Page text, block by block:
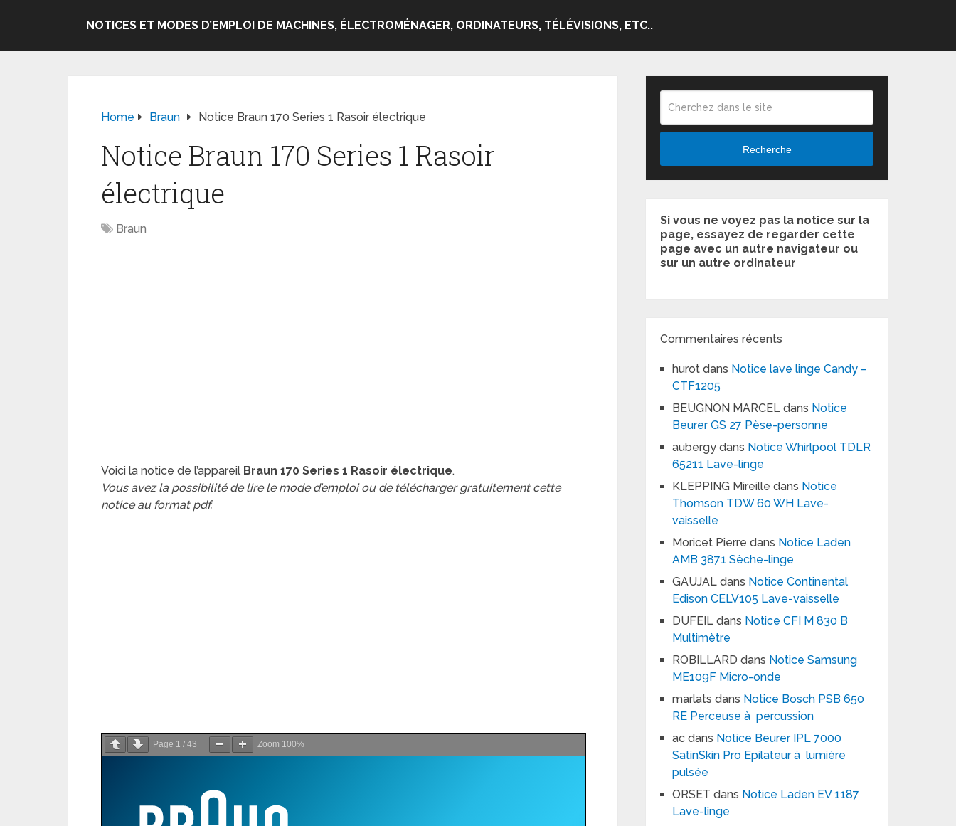
NOTICES ET MODES D’EMPLOI DE MACHINES, ÉLECTROMÉNAGER, ORDINATEURS, TÉLÉVISIONS, ETC..
Home Braun Notice Braun 170 Series 1 Rasoir électrique
Notice Braun 170 Series 1 Rasoir
électrique
Braun
Voici la notice de l’appareil Braun 170 Series 1 Rasoir électrique.
Vous avez la possibilité de lire le mode d’emploi ou de télécharger gratuitement cette
notice au format pdf.
Page 1 / 43 Zoom 100%
Recherche
Si vous ne voyez pas la notice sur la
page, essayez de regarder cette
page avec un autre navigateur ou
sur un autre ordinateur
Commentaires récents
hurot dans Notice lave linge Candy –
CTF1205
BEUGNON MARCEL dans Notice
Beurer GS 27 Pèse-personne
aubergy dans Notice Whirlpool TDLR
65211 Lave-linge
KLEPPING Mireille dans Notice
Thomson TDW 60 WH Lave-
vaisselle
Moricet Pierre dans Notice Laden
AMB 3871 Sèche-linge
GAUJAL dans Notice Continental
Edison CELV105 Lave-vaisselle
DUFEIL dans Notice CFI M 830 B
Multimètre
ROBILLARD dans Notice Samsung
ME109F Micro-onde
marlats dans Notice Bosch PSB 650
RE Perceuse à percussion
ac dans Notice Beurer IPL 7000
SatinSkin Pro Epilateur à lumière
pulsée
ORSET dans Notice Laden EV 1187
Lave-linge